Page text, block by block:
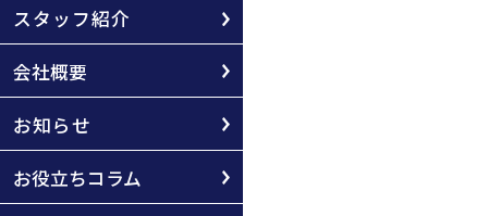
スタッフ紹介
会社概要
お知らせ
お役立ちコラム